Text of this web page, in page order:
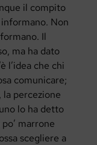
il compito
Non
Il
ma ha dato
l’idea che chi
comunicare;
la percezione
lo ha detto
marrone
scegliere a